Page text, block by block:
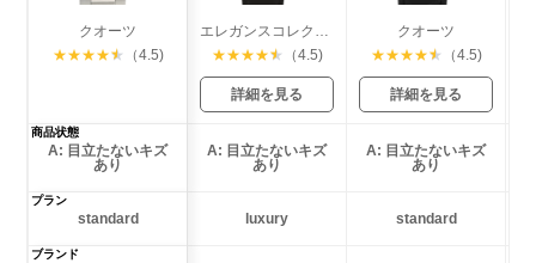
クオーツ
★★★★★ （4.5)
エレガンスコレクション メカニカル ハイビート
★★★★★ （4.5)
詳細を見る
クオーツ
★★★★★ （4.5)
詳細を見る
商品状態
A: 目立たないキズ
あり
A: 目立たないキズ
あり
A: 目立たないキズ
あり
プラン
standard luxury standard
ブランド